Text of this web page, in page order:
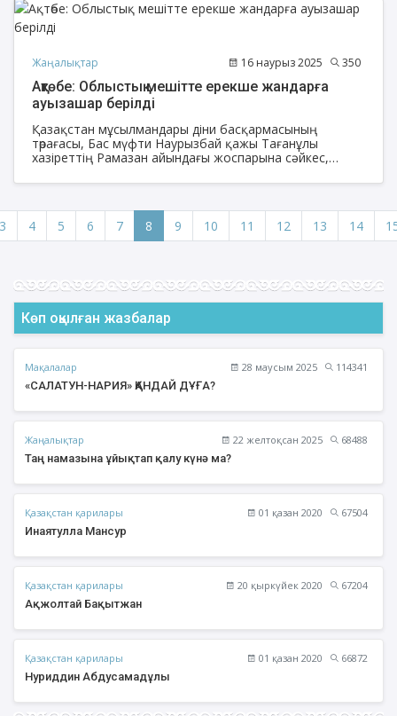
Жаңалықтар 16 наурыз 2025 350
Ақтөбе: Облыстық мешітте ерекше жандарға
ауызашар берілді
Қазақстан мұсылмандары діни басқармасының
төрағасы, Бас мүфти Наурызбай қажы Тағанұлы
хазіреттің Рамазан айындағы жоспарына сәйкес,
облысы бойынша жауапты өкілі, облыстық мешіттің
облыстық орталық «Нұр Ғасыр» мешітінің
асханасында мүмкіндігі шектеулі жандарға арнайы
«ауызашар берілді.
4 5 6 7 8 9 10 11 12 13 14
Көп оқылған жазбалар
Мақалалар 28 маусым 2025
114341
«САЛАТУН-НАРИЯ» ҚАНДАЙ ДҰҒА?
Жаңалықтар 22 желтоқсан 2025
68488
Таң намазына ұйықтап қалу күнә ма?
Қазақстан қарилары 01 қазан 2020
67504
Инаятулла Мансур
Қазақстан қарилары 20 қыркүйек 2020
67204
Ақжолтай Бақытжан
Қазақстан қарилары 01 қазан 2020
66872
Нуриддин Абдусамадұлы